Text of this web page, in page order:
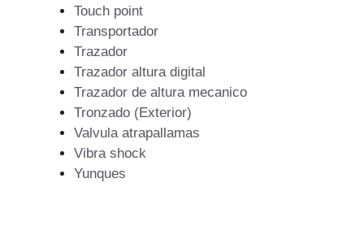
Touch point
Transportador
Trazador
Trazador altura digital
Trazador de altura mecanico
Tronzado (Exterior)
Valvula atrapallamas
Vibra shock
Yunques